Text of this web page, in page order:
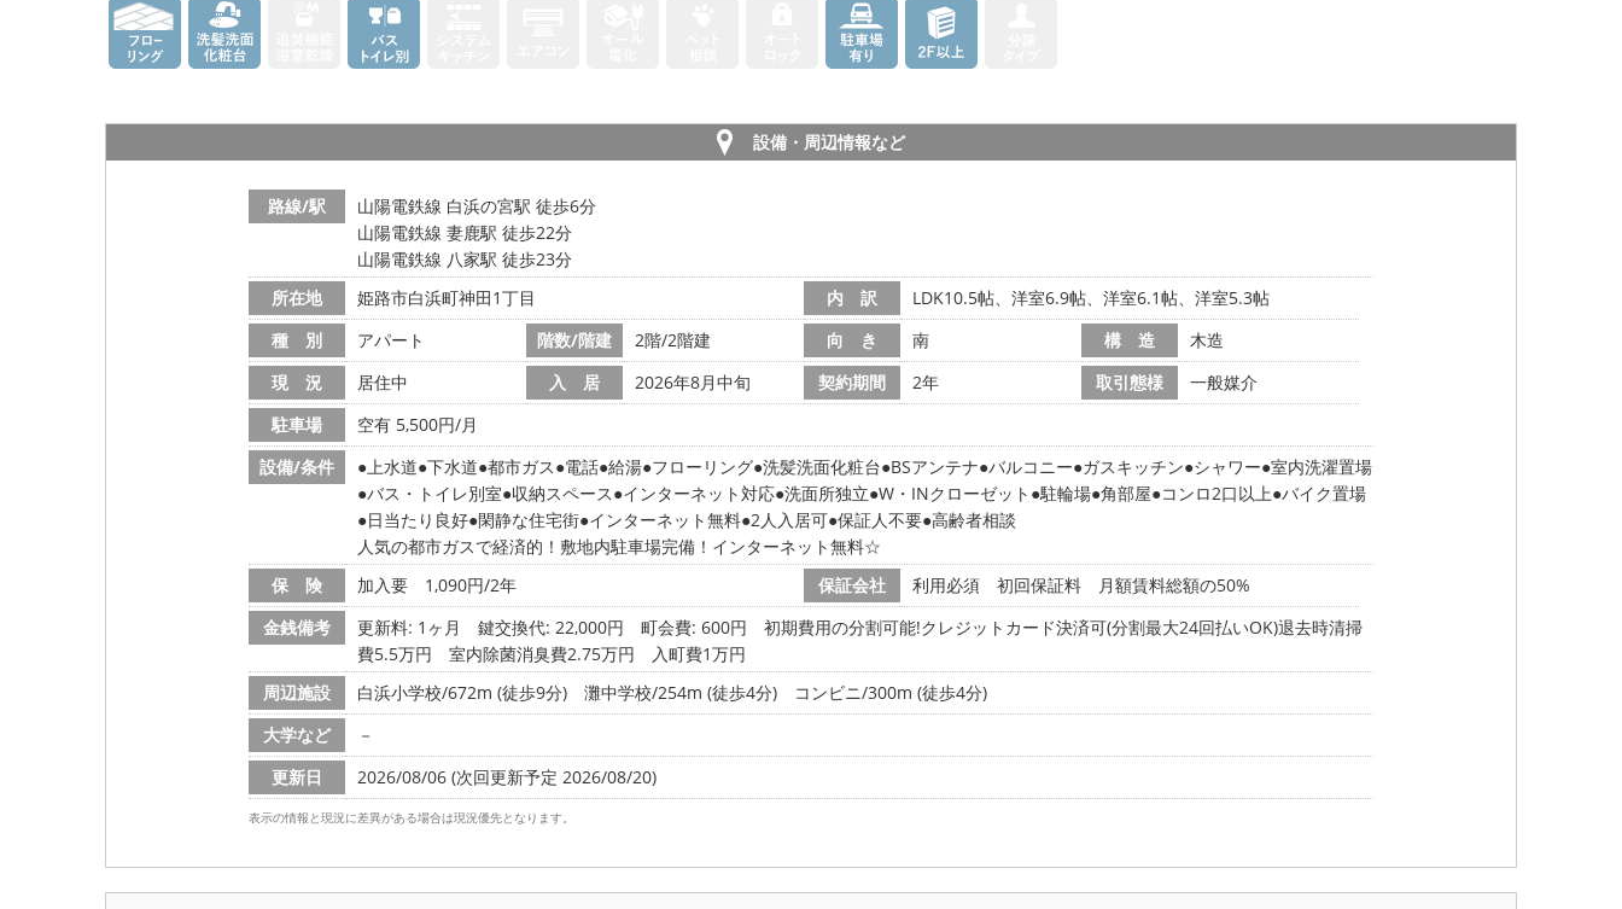
設備・周辺情報など
路線/駅
山陽電鉄線 白浜の宮駅 徒歩6分
山陽電鉄線 妻鹿駅 徒歩22分
山陽電鉄線 八家駅 徒歩23分
所在地
姫路市白浜町神田1丁目 内 訳
LDK10.5帖、洋室6.9帖、洋室6.1帖、洋室5.3帖
種 別
アパート 階数/階建 2階/2階建 向 き 南 構 造
木造
現 況
居住中 入 居 2026年8月中旬 契約期間 2年 取引態様
一般媒介
駐車場
空有 5,500円/月
設備/条件
上水道 下水道 都市ガス 電話 給湯 フローリング 洗髪洗面化粧台 BSアンテナ バルコニー ガスキッチン シャワー 室内洗濯置場
バス・トイレ別室 収納スペース インターネット対応 洗面所独立 W・INクローゼット 駐輪場 角部屋 コンロ2口以上 バイク置場
日当たり良好 閑静な住宅街 インターネット無料 2人入居可 保証人不要 高齢者相談
人気の都市ガスで経済的！敷地内駐車場完備！インターネット無料☆
保 険
加入要 1,090円/2年 保証会社
利用必須 初回保証料 月額賃料総額の50%
金銭備考
更新料: 1ヶ月 鍵交換代: 22,000円 町会費: 600円
初期費用の分割可能!クレジットカード決済可(分割最大24回払いOK)退去時清掃
費5.5万円 室内除菌消臭費2.75万円 入町費1万円
周辺施設
白浜小学校/672m (徒歩9分) 灘中学校/254m (徒歩4分)
コンビニ/300m (徒歩4分)
大学など
－
更新日
2026/08/06 (次回更新予定 2026/08/20)
表示の情報と現況に差異がある場合は現況優先となります。